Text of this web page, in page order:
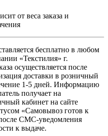
от веса заказа и
бесплатно в любом
«Текстилия» г.
осуществляется после
доставки в розничный
1-5 дней. Информацию
получает на
кабинет на сайте
«Самовывоз готов к
СМС-уведомления
к выдаче.